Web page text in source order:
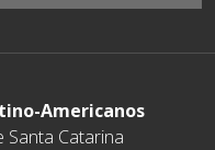
Americanos
Santa Catarina